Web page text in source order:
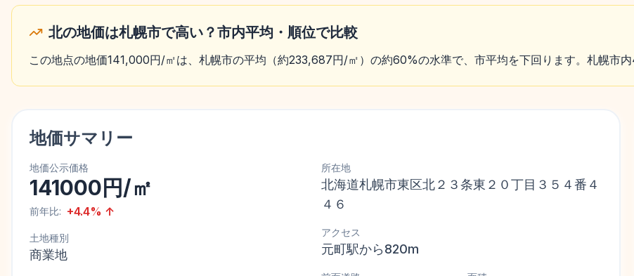
北の地価は札幌市で高い？市内平均・順位で比較
この地点の地価141,000円/㎡は、札幌市の平均（約233,687円/㎡）の約60%の水準で、市平均を下回ります。札幌市内
地価サマリー
地価公示価格
141000円/㎡
前年比: +4.4% ↑
土地種別
商業地
所在地
北海道札幌市東区北２３条東２０丁目３５４番４
４６
アクセス
元町駅から820m